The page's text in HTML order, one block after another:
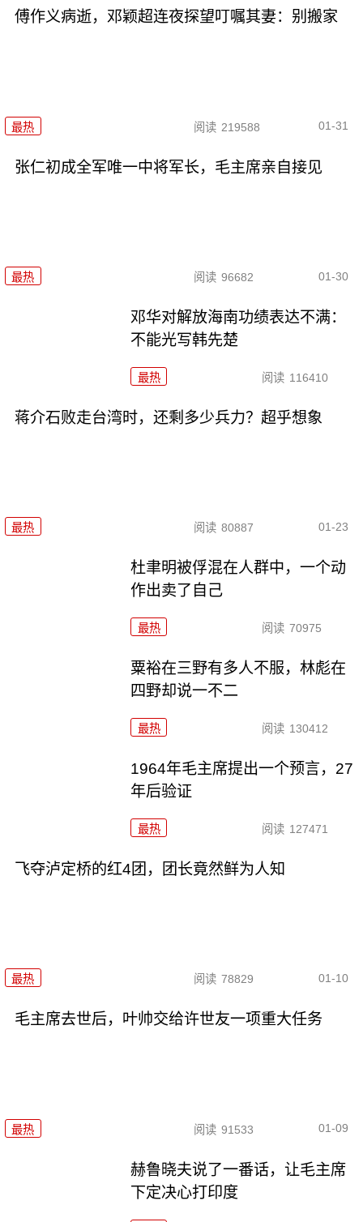
傅作义病逝，邓颖超连夜探望叮嘱其妻：别搬家
最热 阅读 219588 01-31
张仁初成全军唯一中将军长，毛主席亲自接见
最热 阅读 96682 01-30
邓华对解放海南功绩表达不满：
不能光写韩先楚
最热 阅读 116410
蒋介石败走台湾时，还剩多少兵力？超乎想象
最热 阅读 80887 01-23
杜聿明被俘混在人群中，一个动
作出卖了自己
最热 阅读 70975
粟裕在三野有多人不服，林彪在
四野却说一不二
最热 阅读 130412
1964年毛主席提出一个预言，27
年后验证
最热 阅读 127471
飞夺泸定桥的红4团，团长竟然鲜为人知
最热 阅读 78829 01-10
毛主席去世后，叶帅交给许世友一项重大任务
最热 阅读 91533 01-09
赫鲁晓夫说了一番话，让毛主席
下定决心打印度